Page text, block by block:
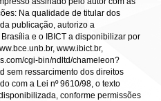
Na qualidade de titular dos
publicação, autorizo a
e o IBICT a disponibilizar por
www.ibict.br,
cgi-bin/ndltd/chameleon?
sem ressarcimento dos direitos
com a Lei nº 9610/98, o texto
conforme permissões